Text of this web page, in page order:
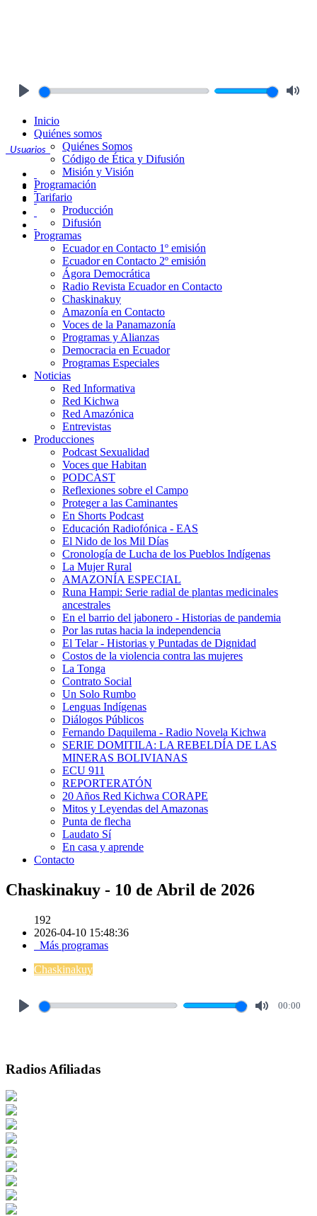
Usuarios
Inicio
Quiénes somos
Quiénes Somos
Código de Ética y Difusión
Misión y Visión
Programación
Tarifario
Producción
Difusión
Programas
Ecuador en Contacto 1º emisión
Ecuador en Contacto 2º emisión
Ágora Democrática
Radio Revista Ecuador en Contacto
Chaskinakuy
Amazonía en Contacto
Voces de la Panamazonía
Programas y Alianzas
Democracia en Ecuador
Programas Especiales
Noticias
Red Informativa
Red Kichwa
Red Amazónica
Entrevistas
Producciones
Podcast Sexualidad
Voces que Habitan
PODCAST
Reflexiones sobre el Campo
Proteger a las Caminantes
En Shorts Podcast
Educación Radiofónica - EAS
El Nido de los Mil Días
Cronología de Lucha de los Pueblos Indígenas
La Mujer Rural
AMAZONÍA ESPECIAL
Runa Hampi: Serie radial de plantas medicinales
ancestrales
En el barrio del jabonero - Historias de pandemia
Por las rutas hacia la independencia
El Telar - Historias y Puntadas de Dignidad
Costos de la violencia contra las mujeres
La Tonga
Contrato Social
Un Solo Rumbo
Lenguas Indígenas
Diálogos Públicos
Fernando Daquilema - Radio Novela Kichwa
SERIE DOMITILA: LA REBELDÍA DE LAS
MINERAS BOLIVIANAS
ECU 911
REPORTERATÓN
20 Años Red Kichwa CORAPE
Mitos y Leyendas del Amazonas
Punta de flecha
Laudato Sí
En casa y aprende
Contacto
Chaskinakuy - 10 de Abril de 2026
192
2026-04-10 15:48:36
Más programas
Chaskinakuy
00:00
Radios Afiliadas